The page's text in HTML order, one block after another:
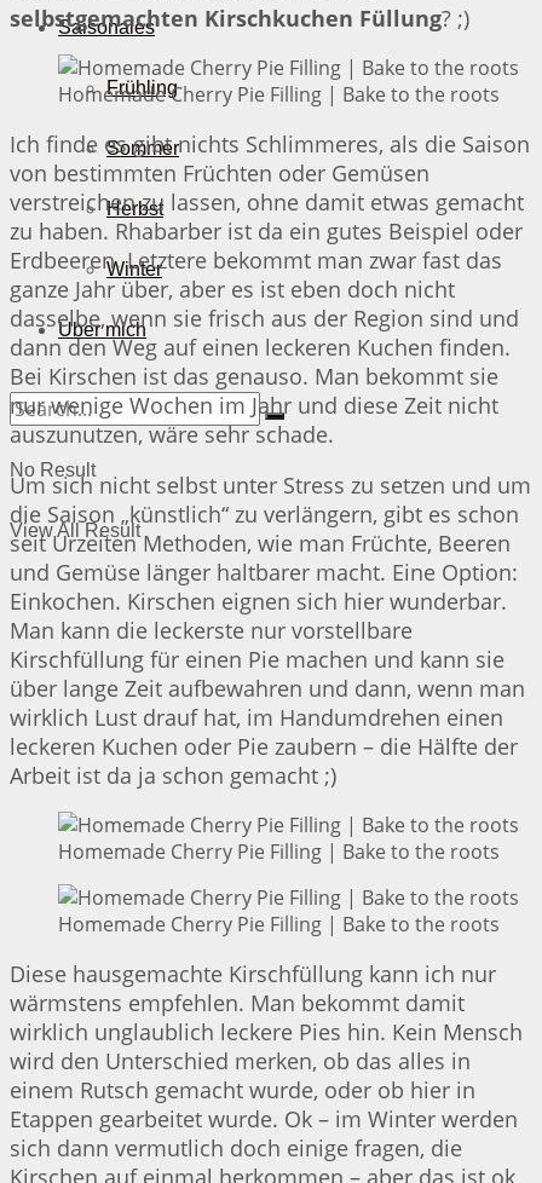
Saisonales
Frühling
Sommer
Herbst
Winter
Über mich
No Result
View All Result
selbstgemachten Kirschkuchen Füllung? ;)
Homemade Cherry Pie Filling | Bake to the roots
Ich finde es gibt nichts Schlimmeres, als die Saison
von bestimmten Früchten oder Gemüsen
verstreichen zu lassen, ohne damit etwas gemacht
zu haben. Rhabarber ist da ein gutes Beispiel oder
Erdbeeren. Letztere bekommt man zwar fast das
ganze Jahr über, aber es ist eben doch nicht
dasselbe, wenn sie frisch aus der Region sind und
dann den Weg auf einen leckeren Kuchen finden.
Bei Kirschen ist das genauso. Man bekommt sie
nur wenige Wochen im Jahr und diese Zeit nicht
auszunutzen, wäre sehr schade.
Um sich nicht selbst unter Stress zu setzen und um
die Saison „künstlich“ zu verlängern, gibt es schon
seit Urzeiten Methoden, wie man Früchte, Beeren
und Gemüse länger haltbarer macht. Eine Option:
Einkochen. Kirschen eignen sich hier wunderbar.
Man kann die leckerste nur vorstellbare
Kirschfüllung für einen Pie machen und kann sie
über lange Zeit aufbewahren und dann, wenn man
wirklich Lust drauf hat, im Handumdrehen einen
leckeren Kuchen oder Pie zaubern – die Hälfte der
Arbeit ist da ja schon gemacht ;)
Homemade Cherry Pie Filling | Bake to the roots
Homemade Cherry Pie Filling | Bake to the roots
Diese hausgemachte Kirschfüllung kann ich nur
wärmstens empfehlen. Man bekommt damit
wirklich unglaublich leckere Pies hin. Kein Mensch
wird den Unterschied merken, ob das alles in
einem Rutsch gemacht wurde, oder ob hier in
Etappen gearbeitet wurde. Ok – im Winter werden
sich dann vermutlich doch einige fragen, die
Kirschen auf einmal herkommen – aber das ist ok